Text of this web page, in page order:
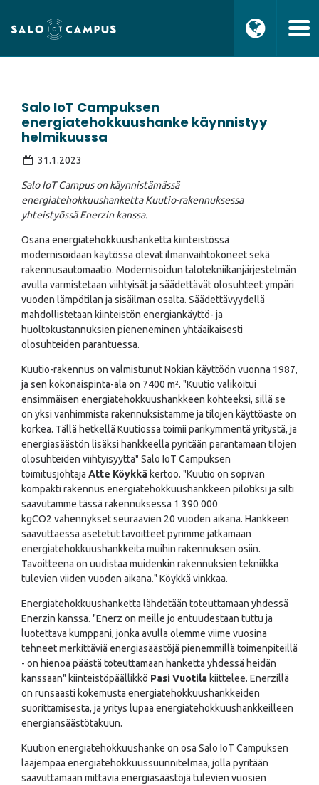
Salo IoT Campuksen
energiatehokkuushanke käynnistyy
helmikuussa
31.1.2023
Salo IoT Campus on käynnistämässä
energiatehokkuushanketta Kuutio-rakennuksessa
yhteistyössä Enerzin kanssa.
Osana energiatehokkuushanketta kiinteistössä
modernisoidaan käytössä olevat ilmanvaihtokoneet sekä
rakennusautomaatio. Modernisoidun talotekniikanjärjestelmän
avulla varmistetaan viihtyisät ja säädettävät olosuhteet ympäri
vuoden lämpötilan ja sisäilman osalta. Säädettävyydellä
mahdollistetaan kiinteistön energiankäyttö- ja
huoltokustannuksien pieneneminen yhtäaikaisesti
olosuhteiden parantuessa.
Kuutio-rakennus on valmistunut Nokian käyttöön vuonna 1987,
ja sen kokonaispinta-ala on 7400 m². "Kuutio valikoitui
ensimmäisen energiatehokkuushankkeen kohteeksi, sillä se
on yksi vanhimmista rakennuksistamme ja tilojen käyttöaste on
korkea. Tällä hetkellä Kuutiossa toimii parikymmentä yritystä, ja
energiasäästön lisäksi hankkeella pyritään parantamaan tilojen
olosuhteiden viihtyisyyttä" Salo IoT Campuksen
toimitusjohtaja Atte Köykkä kertoo. "Kuutio on sopivan
kompakti rakennus energiatehokkuushankkeen pilotiksi ja silti
saavutamme tässä rakennuksessa 1 390 000
kgCO2 vähennykset seuraavien 20 vuoden aikana. Hankkeen
saavuttaessa asetetut tavoitteet pyrimme jatkamaan
energiatehokkuushankkeita muihin rakennuksen osiin.
Tavoitteena on uudistaa muidenkin rakennuksien tekniikka
tulevien viiden vuoden aikana." Köykkä vinkkaa.
Energiatehokkuushanketta lähdetään toteuttamaan yhdessä
Enerzin kanssa. "Enerz on meille jo entuudestaan tuttu ja
luotettava kumppani, jonka avulla olemme viime vuosina
tehneet merkittäviä energiasäästöjä pienemmillä toimenpiteillä
- on hienoa päästä toteuttamaan hanketta yhdessä heidän
kanssaan" kiinteistöpäällikkö Pasi Vuotila kiittelee. Enerzillä
on runsaasti kokemusta energiatehokkuushankkeiden
suorittamisesta, ja yritys lupaa energiatehokkuushankkeilleen
energiansäästötakuun.
Kuution energiatehokkuushanke on osa Salo IoT Campuksen
laajempaa energiatehokkuussuunnitelmaa, jolla pyritään
saavuttamaan mittavia energiasäästöjä tulevien vuosien